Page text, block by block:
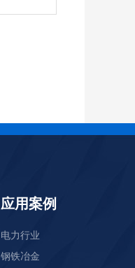
应用案例
电力行业
钢铁冶金